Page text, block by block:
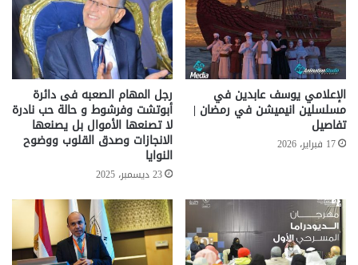
الإعلامي يوسف عابدين في
مسلسلين انيميشن في رمضان |
تفاصيل
17 فبراير، 2026
رجل المهام الصعبه فى دائرة
أبوتشت وفرشوط و حالة حب نادرة
لا تصنعها الأموال بل يصنعها
الانجازات وصدق القلوب ووضوح
النوايا
23 ديسمبر، 2025